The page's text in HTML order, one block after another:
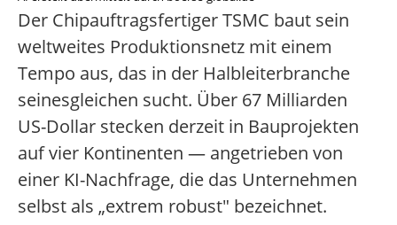
Der Chipauftragsfertiger TSMC baut sein
weltweites Produktionsnetz mit einem
Tempo aus, das in der Halbleiterbranche
seinesgleichen sucht. Über 67 Milliarden
US-Dollar stecken derzeit in Bauprojekten
auf vier Kontinenten — angetrieben von
einer KI-Nachfrage, die das Unternehmen
selbst als „extrem robust" bezeichnet.